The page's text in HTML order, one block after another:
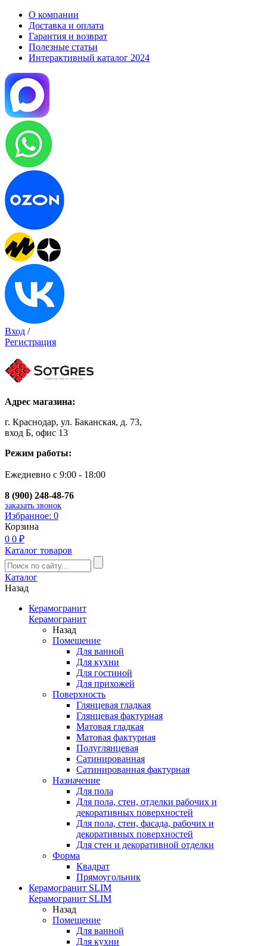
О компании
Доставка и оплата
Гарантия и возврат
Полезные статьи
Интерактивный каталог 2024
Вход /
Регистрация
Адрес магазина:
г. Краснодар, ул. Баканская, д. 73,
вход Б, офис 13
Режим работы:
Ежедневно с 9:00 - 18:00
8 (900) 248-48-76
заказать звонок
Избранное: 0
Корзина
0 0 ₽
Каталог товаров
Каталог
Назад
Керамогранит
Керамогранит
Назад
Помещение
Для ванной
Для кухни
Для гостиной
Для прихожей
Поверхность
Глянцевая гладкая
Глянцевая фактурная
Матовая гладкая
Матовая фактурная
Полуглянцевая
Сатинированная
Сатинированная фактурная
Назначение
Для пола
Для пола, стен, отделки рабочих и
декоративных поверхностей
Для пола, стен, фасада, рабочих и
декоративных поверхностей
Для стен и декоративной отделки
Форма
Квадрат
Прямоугольник
Керамогранит SLIM
Керамогранит SLIM
Назад
Помещение
Для ванной
Для кухни